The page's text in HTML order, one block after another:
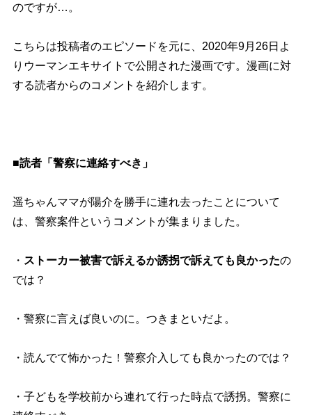
のですが…。
こちらは投稿者のエピソードを元に、2020年9月26日よ
りウーマンエキサイトで公開された漫画です。漫画に対
する読者からのコメントを紹介します。
■読者「警察に連絡すべき」
遥ちゃんママが陽介を勝手に連れ去ったことについて
は、警察案件というコメントが集まりました。
・ ストーカー被害で訴えるか誘拐で訴えても良かったの
では？
・警察に言えば良いのに。つきまといだよ。
・読んでて怖かった！警察介入しても良かったのでは？
・子どもを学校前から連れて行った時点で誘拐。警察に